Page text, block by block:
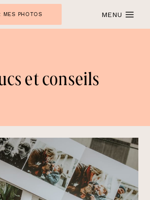
MES PHOTOS MENU
et conseils